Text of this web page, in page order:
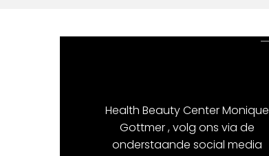
Health Beauty Center Monique
Gottmer , volg ons via de
onderstaande social media